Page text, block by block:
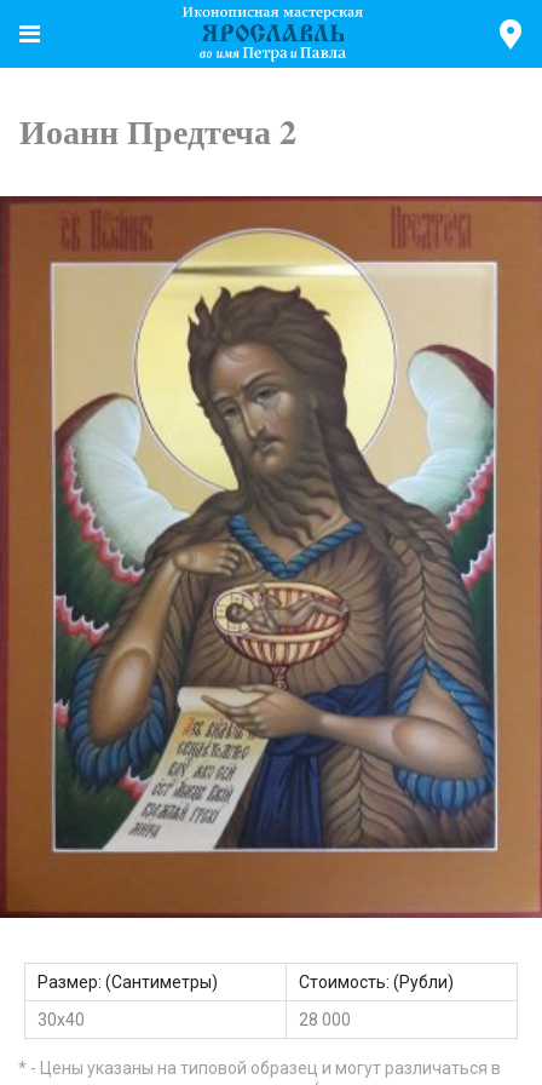
Иоанн Предтеча 2
Размер: (Сантиметры)
Стоимость: (Рубли)
30х40
28 000
* - Цены указаны на типовой образец и могут различаться в